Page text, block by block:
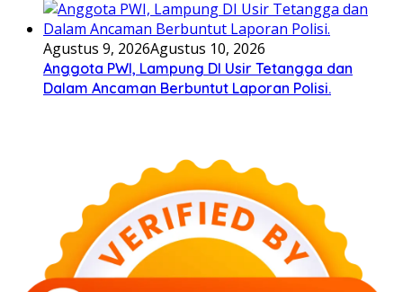
Agustus 9, 2026Agustus 10, 2026
Anggota PWI, Lampung DI Usir Tetangga dan
Dalam Ancaman Berbuntut Laporan Polisi.